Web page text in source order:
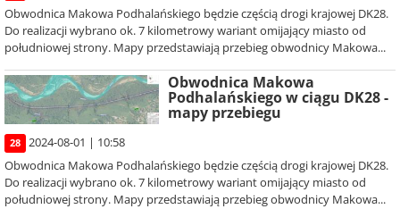
Obwodnica Makowa Podhalańskiego będzie częścią drogi krajowej DK28.
Do realizacji wybrano ok. 7 kilometrowy wariant omijający miasto od
południowej strony. Mapy przedstawiają przebieg obwodnicy Makowa...
Obwodnica Makowa
Podhalańskiego w ciągu DK28 -
mapy przebiegu
28
2024-08-01 | 10:58
Obwodnica Makowa Podhalańskiego będzie częścią drogi krajowej DK28.
Do realizacji wybrano ok. 7 kilometrowy wariant omijający miasto od
południowej strony. Mapy przedstawiają przebieg obwodnicy Makowa...